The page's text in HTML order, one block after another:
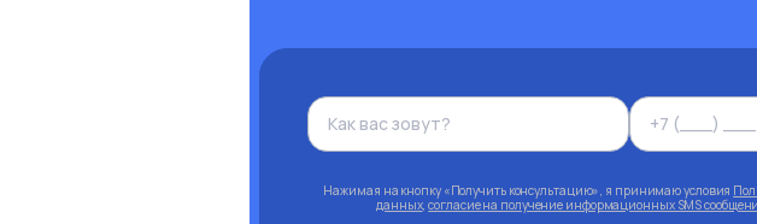
Нажимая на кнопку «Получить консультацию», я принимаю условия
данных,согласие на получение информационных SMS